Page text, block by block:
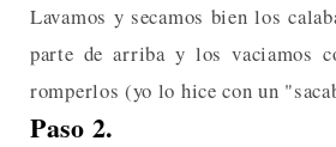
Lavamos y secamos bien los
parte de arriba y los vaciamos
romperlos (yo lo hice con un
Paso 2.